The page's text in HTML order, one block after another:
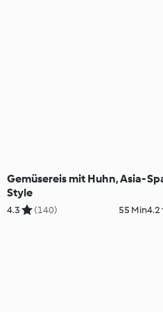
Gemüsereis mit Huhn, Asia-
Style
4.3 (140) 55 Min4.2